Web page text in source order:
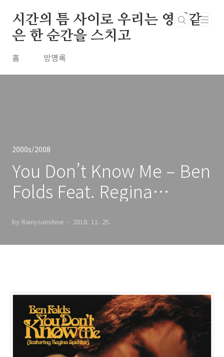
시간의 틈 사이로 우리는 영원같
은 한 순간을 스치고
홈 방명록
2000s/2008
You Don’t Know Me – Ben
Folds Feat. Regina
by Rainysunshine 2018. 11. 25.